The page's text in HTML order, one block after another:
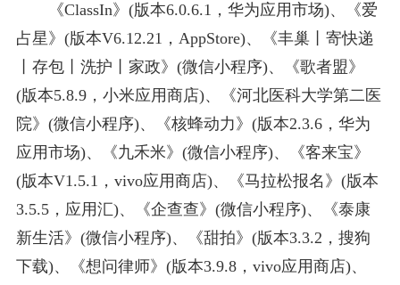
《ClassIn》(版本6.0.6.1，华为应用市场)、《爱
占星》(版本V6.12.21，AppStore)、《丰巢丨寄快递
丨存包丨洗护丨家政》(微信小程序)、《歌者盟》
(版本5.8.9，小米应用商店)、《河北医科大学第二医
院》(微信小程序)、《核蜂动力》(版本2.3.6，华为
应用市场)、《九禾米》(微信小程序)、《客来宝》
(版本V1.5.1，vivo应用商店)、《马拉松报名》(版本
3.5.5，应用汇)、《企查查》(微信小程序)、《泰康
新生活》(微信小程序)、《甜拍》(版本3.3.2，搜狗
下载)、《想问律师》(版本3.9.8，vivo应用商店)、